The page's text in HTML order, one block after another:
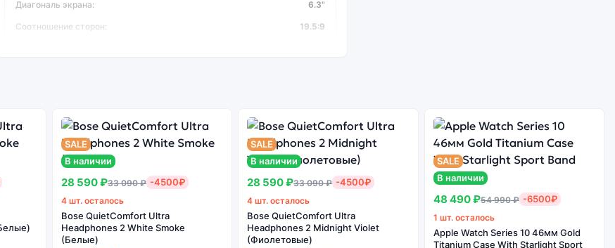
Диагональ экрана: 6.3"
Соотношение сторон: 19.5:9
Процессор
Производитель процессора: Snapdragon
Тип процессора: 665
Частота процессора: 2 ГГц
Количество ядер: 8
SALE
В наличии
28 590 ₽33 090 ₽ -4500₽
4 шт. осталось
Bose QuietComfort Ultra
Headphones 2 White Smoke
(Белые)
SALE
В наличии
28 590 ₽33 090 ₽ -4500₽
4 шт. осталось
Bose QuietComfort Ultra
Headphones 2 Midnight Violet
(Фиолетовые)
SALE
В наличии
48 490 ₽54 990 ₽ -6500₽
1 шт. осталось
Apple Watch Series 10 46мм Gold
Titanium Case With Starlight Sport